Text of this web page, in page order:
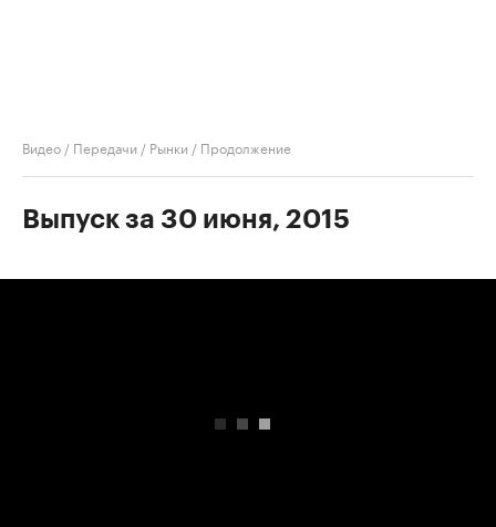
Видео / Передачи / Рынки / Продолжение
Выпуск за 30 июня, 2015